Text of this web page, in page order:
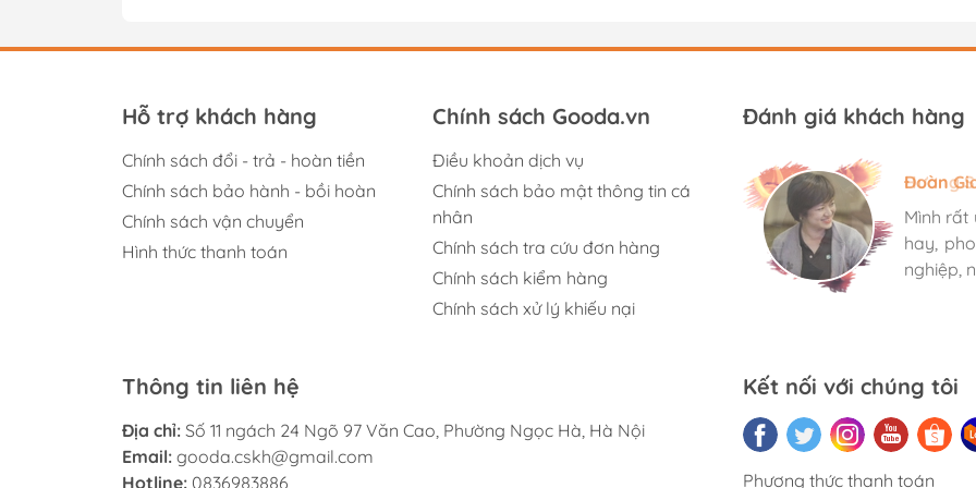
Hỗ trợ khách hàng
Chính sách đổi - trả - hoàn tiền
Chính sách bảo hành - bồi hoàn
Chính sách vận chuyển
Hình thức thanh toán
Chính sách Gooda.vn
Điều khoản dịch vụ
Chính sách bảo mật thông tin cá
nhân
Chính sách tra cứu đơn hàng
Chính sách kiểm hàng
Chính sách xử lý khiếu nại
Đánh giá khách hàng
Hương
Mình rất
hay,
nghiệp,
Đoàn
Mình rất
hay,
nghiệp,
Ngọc
Mình rất
hay,
nghiệp,
Thông tin liên hệ
Địa chỉ: Số 11 ngách 24 Ngõ 97 Văn Cao, Phường Ngọc Hà, Hà Nội
Email: gooda.cskh@gmail.com
Hotline: 0836983886
Kết nối với chúng tôi
Phương thức thanh toán